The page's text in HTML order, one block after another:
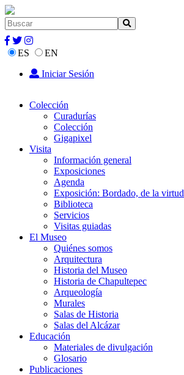
ES
EN
Iniciar Sesión
Colección
Curadurías
Colección
Gigapixel
Visita
Información general
Exposiciones
Agenda
Exposición: Bordado, de la virtud
Biblioteca
Servicios
Visitas guiadas
El Museo
Quiénes somos
Arquitectura
Historia del Museo
Historia de Chapultepec
Arqueología
Murales
Salas de Historia
Salas del Alcázar
Educación
Materiales de divulgación
Glosario
Publicaciones